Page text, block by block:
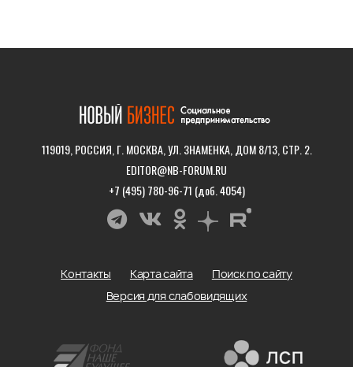
119019, РОССИЯ, Г. МОСКВА, УЛ. ЗНАМЕНКА, ДОМ 8/13, СТР. 2.
EDITOR@NB-FORUM.RU
+7 (495) 780-96-71 (доб. 4054)
Контакты Карта сайта
Поиск по сайту
Версия для слабовидящих